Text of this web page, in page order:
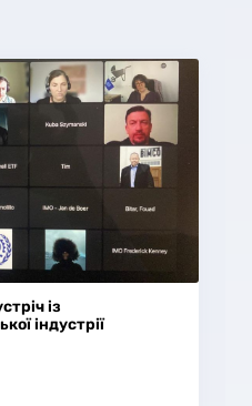
із
індустрії